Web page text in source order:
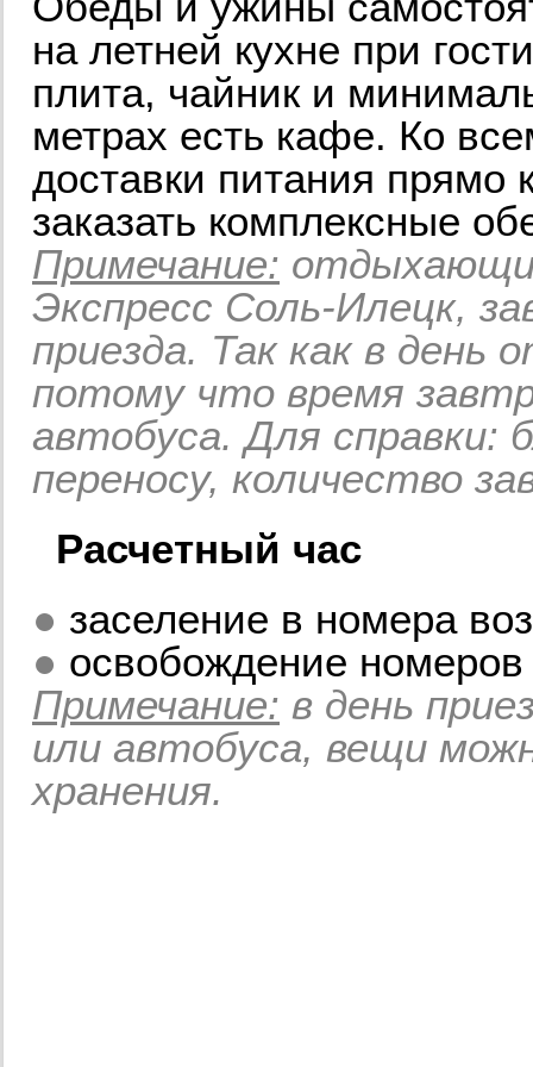
на летней кухне при
плита, чайник и
метрах есть кафе. Ко
доставки питания прямо
заказать комплексные
Примечание:
Экспресс Соль-Илецк,
приезда. Так как в день
потому что время
автобуса. Для справки:
переносу, количество
Расчетный час
● заселение в номера
● освобождение
Примечание: в день
или автобуса, вещи
хранения.